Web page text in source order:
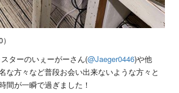
ターのいぇーがーさん(@Jaeger0446)や他
な方々など普段お会い出来ないような方々と
間が一瞬で過ぎました！